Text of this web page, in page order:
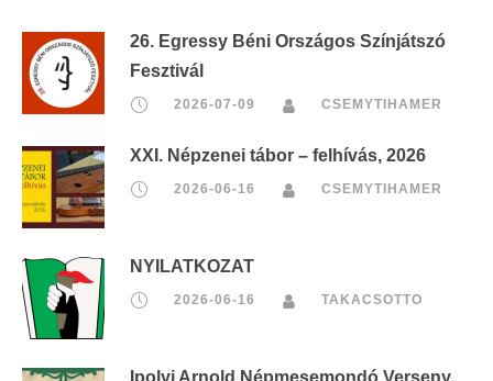
26. Egressy Béni Országos Színjátszó
Fesztivál
2026-07-09 CSEMYTIHAMER
XXI. Népzenei tábor – felhívás, 2026
2026-06-16 CSEMYTIHAMER
NYILATKOZAT
2026-06-16 TAKACSOTTO